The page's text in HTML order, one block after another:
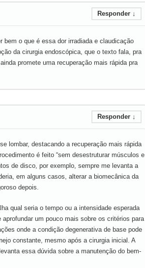
Responder ↓
bem o que é essa dor irradiada e claudicação
da cirurgia endoscópica, que o texto fala, pra
promete uma recuperação mais rápida pra
Responder ↓
lombar, destacando a recuperação mais rápida
é feito “sem desestruturar músculos e
de disco, por exemplo, sempre me levanta a
em alguns casos, alterar a biomecânica da
depois.
qual seria o tempo ou a intensidade esperada
um pouco mais sobre os critérios para
onde a condição degenerativa de base pode
constante, mesmo após a cirurgia inicial. A
essa dúvida sobre a manutenção do bem-